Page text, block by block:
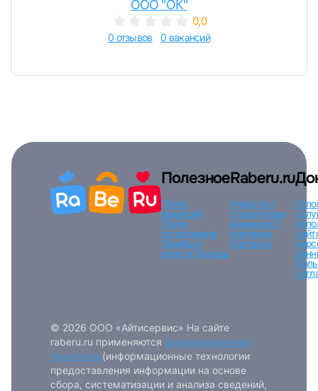
вакансии с контактами и оставлять отклики
E-mail или Телефон
или любым удобным способом
Вход по коду Регистрация
ООО "ОК"
0,0
0 отзывов 0 вакансий
Полезное
Поиск
вакансий
Поиск
сотрудников
Тарифы и
оплата Помощь
Raberu.ru
Новости и
статьи Наши
вакансииО
компании
Контакты
© 2026 ООО «Айтисервис» На сайте
raberu.ru применяются рекомендательные
технологии (информационные технологии
предоставления информации на основе
сбора, систематизации и анализа сведений,